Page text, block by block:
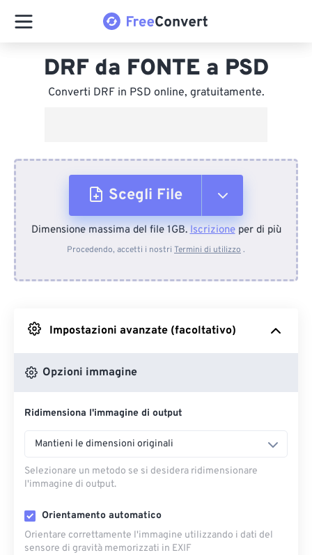
DRF da FONTE a PSD
Converti DRF in PSD online, gratuitamente.
Scegli File
Dal dispositivo
Da Google Drive
Dimensione massima del file 1GB.Iscrizioneper di più
Procedendo, accetti i nostri Termini di utilizzo .
Impostazioni avanzate (facoltativo)
Opzioni immagine
Ridimensiona l'immagine di output
Mantieni le dimensioni originali
Selezionare un metodo se si desidera ridimensionare
l'immagine di output.
Orientamento automatico
Orientare correttamente l'immagine utilizzando i dati del
sensore di gravità memorizzati in EXIF